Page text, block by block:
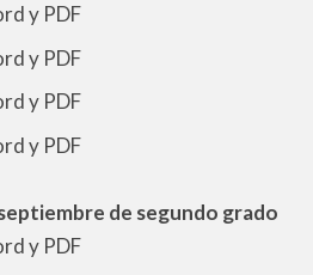
y PDF
y PDF
y PDF
y PDF
de segundo grado
y PDF